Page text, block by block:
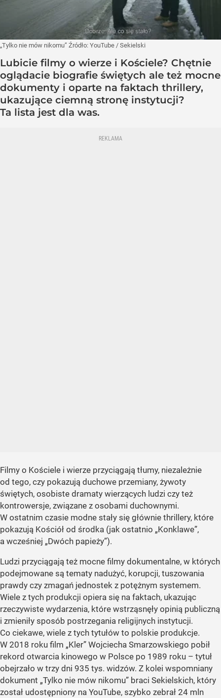
„Tylko nie mów nikomu” Źródło: YouTube / Sekielski
Lubicie filmy o wierze i Kościele? Chętnie
oglądacie biografie świętych ale też mocne
dokumenty i oparte na faktach thrillery,
ukazujące ciemną stronę instytucji?
Ta lista jest dla was.
Filmy o Kościele i wierze przyciągają tłumy, niezależnie
od tego, czy pokazują duchowe przemiany, żywoty
świętych, osobiste dramaty wierzących ludzi czy też
kontrowersje, związane z osobami duchownymi.
W ostatnim czasie modne stały się głównie thrillery, które
pokazują Kościół od środka (jak ostatnio „Konklawe”,
a wcześniej „Dwóch papieży”).
Ludzi przyciągają też mocne filmy dokumentalne, w których
podejmowane są tematy nadużyć, korupcji, tuszowania
prawdy czy zmagań jednostek z potężnym systemem.
Wiele z tych produkcji opiera się na faktach, ukazując
rzeczywiste wydarzenia, które wstrząsnęły opinią publiczną
i zmieniły sposób postrzegania religijnych instytucji.
Co ciekawe, wiele z tych tytułów to polskie produkcje.
W 2018 roku film „Kler” Wojciecha Smarzowskiego pobił
rekord otwarcia kinowego w Polsce po 1989 roku – tytuł
obejrzało w trzy dni 935 tys. widzów. Z kolei wspomniany
dokument „Tylko nie mów nikomu” braci Sekielskich, który
został udostępniony na YouTube, szybko zebrał 24 mln